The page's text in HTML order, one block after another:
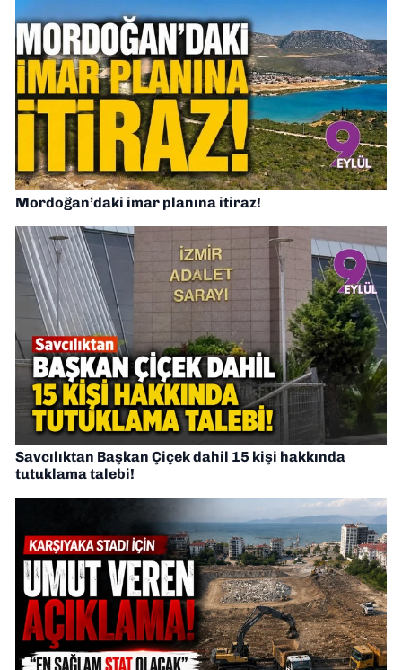
Mordoğan’daki imar planına itiraz!
Savcılıktan Başkan Çiçek dahil 15 kişi hakkında
tutuklama talebi!